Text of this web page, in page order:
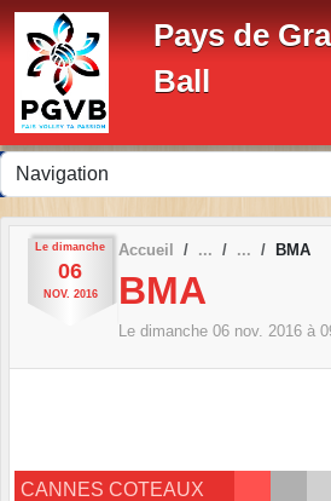
Pays de
Ball
Le dimanche
06
NOV. 2016
Accueil BMA
BMA
Le dimanche 06 nov. 2016 à
CANNES COTEAUX
Panneau de gestion des cookies